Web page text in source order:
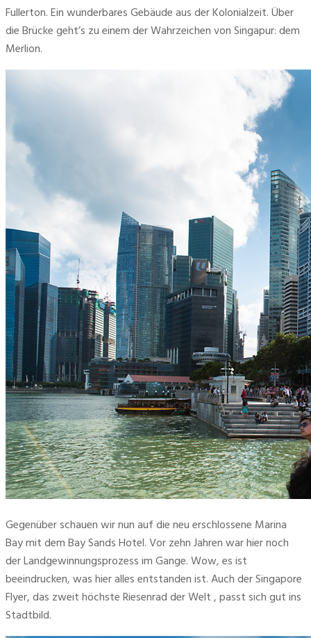
Fullerton. Ein wunderbares Gebäude aus der Kolonialzeit. Über
die Brücke geht’s zu einem der Wahrzeichen von Singapur: dem
Merlion.
Gegenüber schauen wir nun auf die neu erschlossene Marina
Bay mit dem Bay Sands Hotel. Vor zehn Jahren war hier noch
der Landgewinnungsprozess im Gange. Wow, es ist
beeindrucken, was hier alles entstanden ist. Auch der Singapore
Flyer, das zweit höchste Riesenrad der Welt , passt sich gut ins
Stadtbild.